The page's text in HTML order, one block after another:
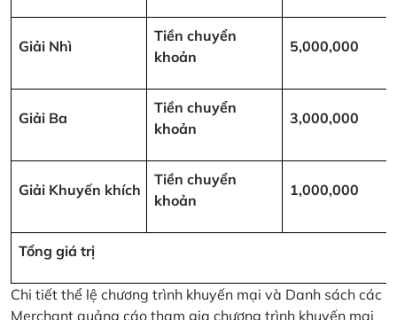
Giải Nhì
Tiền chuyển
khoản
5,000,000
Giải Ba
Tiền chuyển
khoản
3,000,000
Giải Khuyến khích
Tiền chuyển
khoản
1,000,000
Tổng giá trị
Chi tiết thể lệ chương trình khuyến mại và Danh sách các
Merchant quảng cáo tham gia chương trình khuyến mại